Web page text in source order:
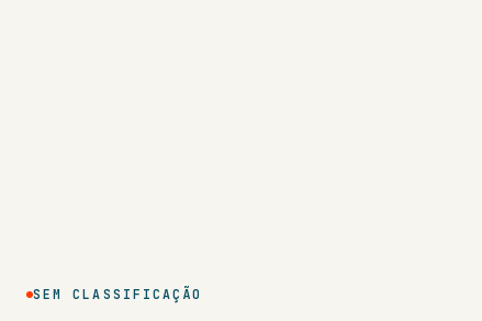
SEM CLASSIFICAÇÃO